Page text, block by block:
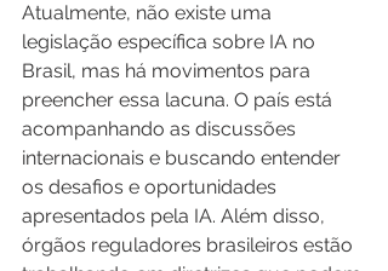
Atualmente, não existe uma
legislação específica sobre IA no
Brasil, mas há movimentos para
preencher essa lacuna. O país está
acompanhando as discussões
internacionais e buscando entender
os desafios e oportunidades
apresentados pela IA. Além disso,
órgãos reguladores brasileiros estão